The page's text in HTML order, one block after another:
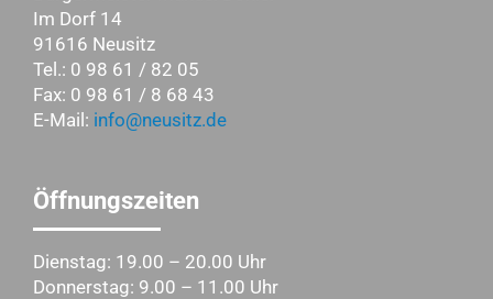
Im Dorf 14
91616 Neusitz
Tel.: 0 98 61 / 82 05
Fax: 0 98 61 / 8 68 43
E-Mail: info@neusitz.de
Öffnungszeiten
Dienstag: 19.00 – 20.00 Uhr
Donnerstag: 9.00 – 11.00 Uhr